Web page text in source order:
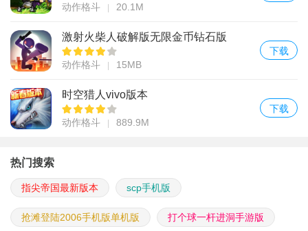
动作格斗 20.1M
激射火柴人破解版无限金币钻石版
动作格斗 15MB
下载
时空猎人vivo版本
动作格斗 889.9M
下载
热门搜索
指尖帝国最新版本 scp手机版
抢滩登陆2006手机版单机版 打个球一杆进洞手游版